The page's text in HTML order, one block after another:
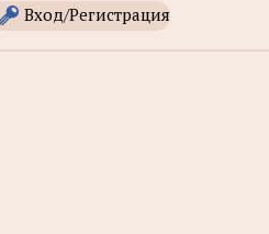
Вход/Регистрация